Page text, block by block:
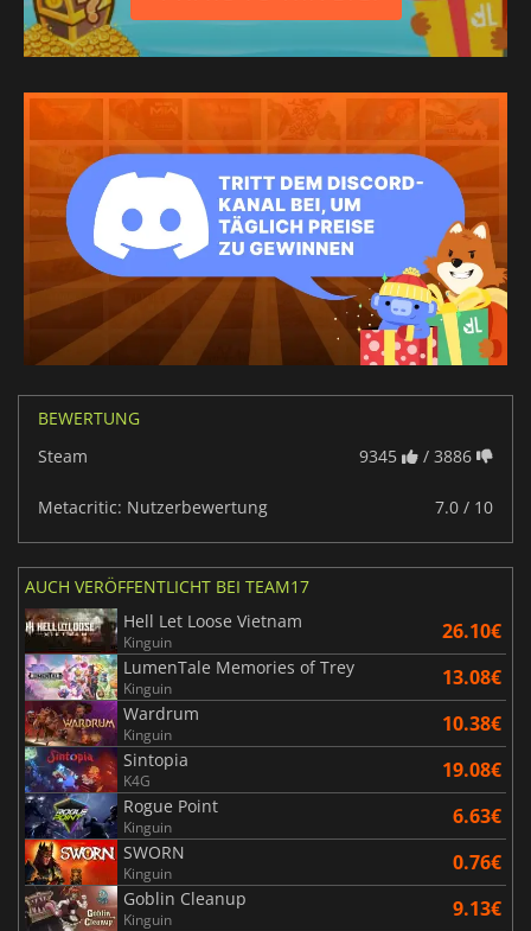
BEWERTUNG
Steam
9345 / 3886
Metacritic: Nutzerbewertung 7.0 / 10
AUCH VERÖFFENTLICHT BEI TEAM17
Hell Let Loose Vietnam
Kinguin 26.10€
LumenTale Memories of Trey
Kinguin 13.08€
Wardrum
Kinguin 10.38€
Sintopia
K4G 19.08€
Rogue Point
Kinguin 6.63€
SWORN
Kinguin 0.76€
Goblin Cleanup
Kinguin 9.13€